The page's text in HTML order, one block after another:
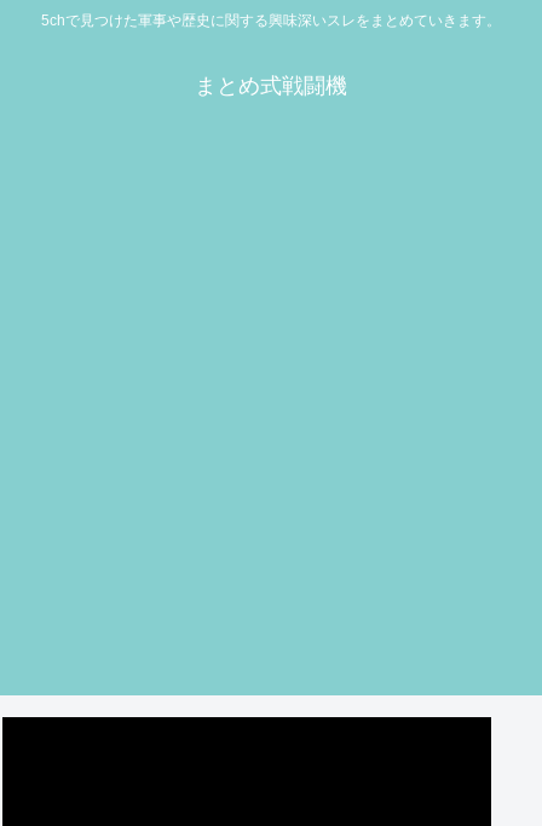
5chで見つけた軍事や歴史に関する興味深いスレをまとめていきます。
まとめ式戦闘機